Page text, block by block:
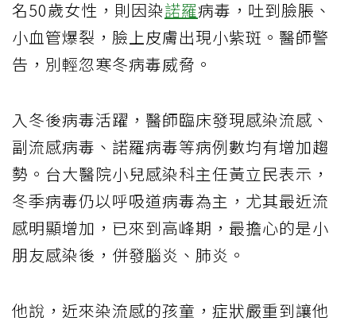
名50歲女性，則因染諾羅病毒，吐到臉脹、
小血管爆裂，臉上皮膚出現小紫斑。醫師警
告，別輕忽寒冬病毒威脅。
入冬後病毒活躍，醫師臨床發現感染流感、
副流感病毒、諾羅病毒等病例數均有增加趨
勢。台大醫院小兒感染科主任黃立民表示，
冬季病毒仍以呼吸道病毒為主，尤其最近流
感明顯增加，已來到高峰期，最擔心的是小
朋友感染後，併發腦炎、肺炎。
他說，近來染流感的孩童，症狀嚴重到讓他